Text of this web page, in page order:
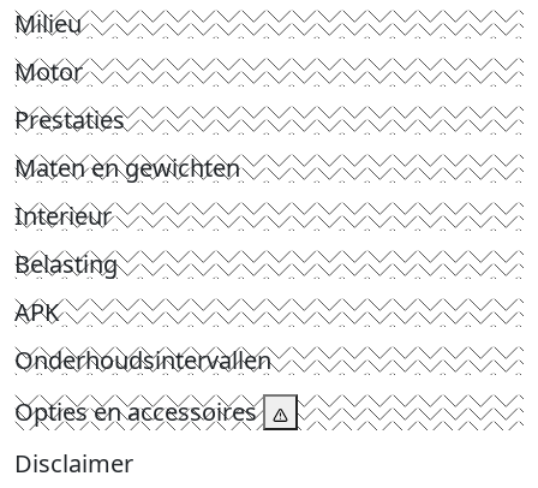
Milieu
Motor
Prestaties
Maten en gewichten
Interieur
Belasting
APK
Onderhoudsintervallen
Opties en accessoires
Disclaimer